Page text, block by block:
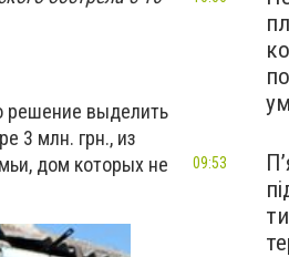
решение выделить
3 млн. грн., из
дом которых не
09:53